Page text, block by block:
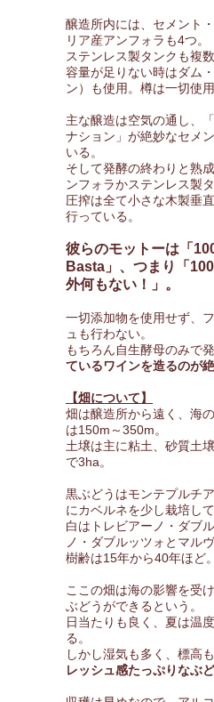
醸造所内には、セメント
リア産アンフォラも4つ。
ステンレス製タンクも複数
容量が足りない時はダム
ン）も使用。樽は一切使用
主な醸造は空気の通し、
ナション」が絶妙なセメ
いる。
そして発酵の終わりと熟
ンフォラかステンレス製
圧搾は全て小さな木製垂
行っている。
彼らのモットーは「
Basta」、つまり「
外何もない！」。
一切添加物を使用せず、
ュも行わない。
もちろん自生酵母のみで
ているワインを造るのが
【畑について】
畑は醸造所から遠く、海
は150m～350m。
土壌は主に粘土、砂質土
で3ha。
黒ぶどうはモンテプルチ
にカベルネを少し栽培して
白はトレビアーノ・ダブ
ノ・ダブルッツォとマルヴ
樹齢は15年から40年ほど。
ここの畑は海の影響を受
ぶどうができるという。
日当たりも良く、夏は温
る。
しかし湿気も多く、標高
レッシュ感たっぷりなぶ